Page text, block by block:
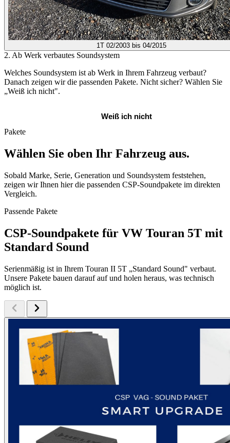
1T 02/2003 bis 04/2015
2. Ab Werk verbautes Soundsystem
Welches Soundsystem ist ab Werk in Ihrem Fahrzeug verbaut?
Danach zeigen wir die passenden Pakete. Nicht sicher? Wählen Sie
„Weiß ich nicht".
Weiß ich nicht
Pakete
Wählen Sie oben Ihr Fahrzeug aus.
Sobald Marke, Serie, Generation und Soundsystem feststehen,
zeigen wir Ihnen hier die passenden CSP-Soundpakete im direkten
Vergleich.
Passende Pakete
CSP-Soundpakete für VW Touran 5T mit
Standard Sound
Serienmäßig ist in Ihrem Touran II 5T „Standard Sound" verbaut.
Unsere Pakete bauen darauf auf und holen heraus, was technisch
möglich ist.